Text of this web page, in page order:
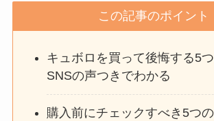
この記事のポイント
キュボロを買って後悔する5
SNSの声つきでわかる
購入前にチェックすべき5つ